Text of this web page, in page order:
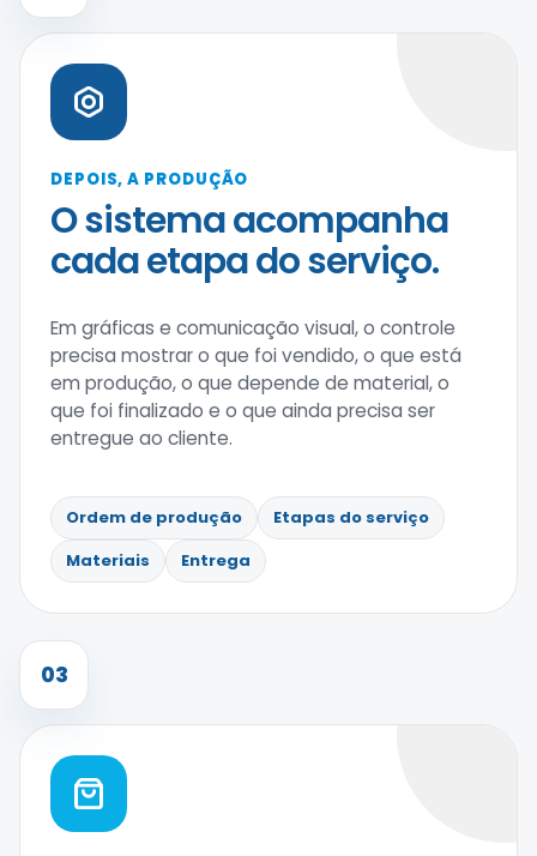
DEPOIS, A PRODUÇÃO
O sistema acompanha
cada etapa do serviço.
Em gráficas e comunicação visual, o controle
precisa mostrar o que foi vendido, o que está
em produção, o que depende de material, o
que foi finalizado e o que ainda precisa ser
entregue ao cliente.
Ordem de produção
Etapas do serviço
Materiais
Entrega
03